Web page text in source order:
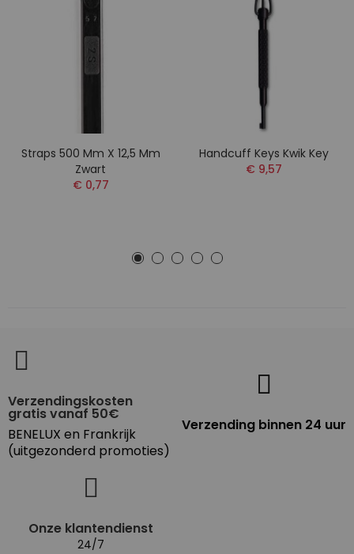
Straps 500 Mm X 12,5 Mm
Zwart
€ 0,77
Handcuff Keys Kwik Key
€ 9,57
Verzendingskosten
gratis vanaf 50€
BENELUX en Frankrijk
(uitgezonderd promoties)
Verzending binnen 24 uur
Onze klantendienst
24/7